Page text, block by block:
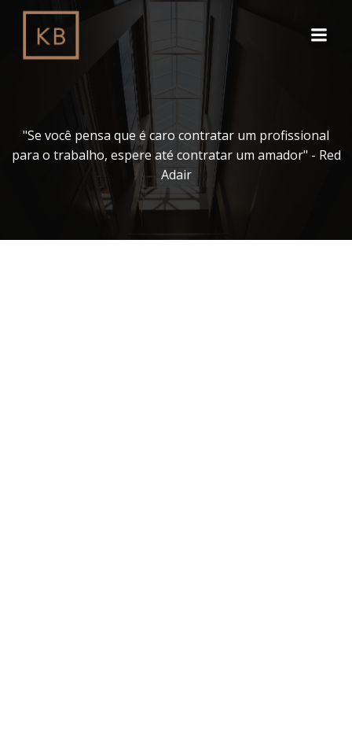
o
conteúdo
"Se você pensa que é caro contratar um profissional
para o trabalho, espere até contratar um amador" - Red
Adair